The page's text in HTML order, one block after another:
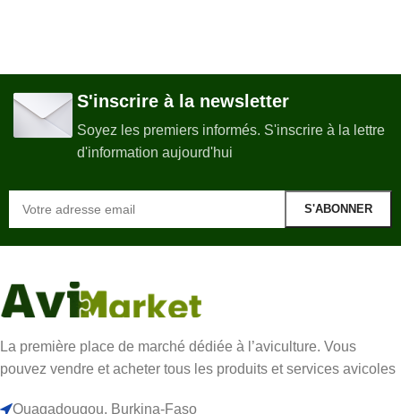
S'inscrire à la newsletter
Soyez les premiers informés. S'inscrire à la lettre
d'information aujourd'hui
La première place de marché dédiée à l’aviculture. Vous
pouvez vendre et acheter tous les produits et services avicoles
Ouagadougou, Burkina-Faso